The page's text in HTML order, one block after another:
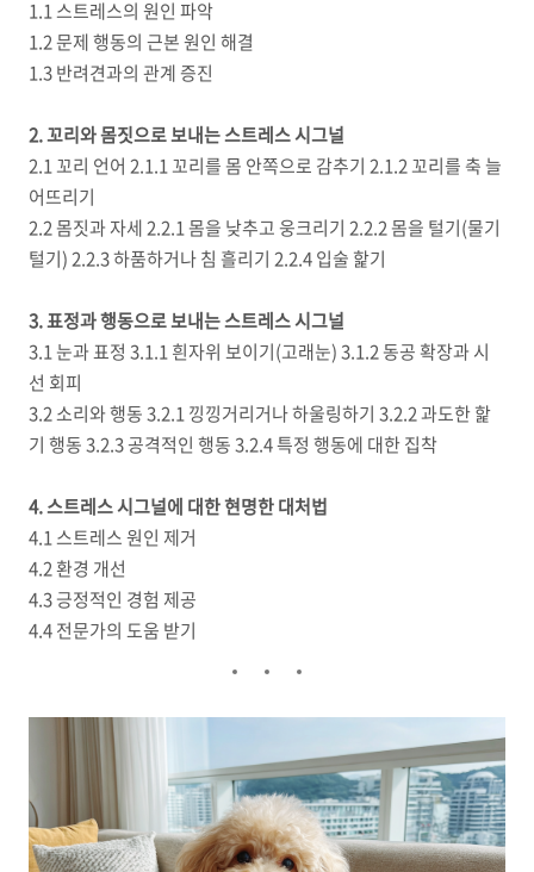
1.1 스트레스의 원인 파악
1.2 문제 행동의 근본 원인 해결
1.3 반려견과의 관계 증진
2. 꼬리와 몸짓으로 보내는 스트레스 시그널
2.1 꼬리 언어 2.1.1 꼬리를 몸 안쪽으로 감추기 2.1.2 꼬리를 축 늘
어뜨리기
2.2 몸짓과 자세 2.2.1 몸을 낮추고 웅크리기 2.2.2 몸을 털기(물기
털기) 2.2.3 하품하거나 침 흘리기 2.2.4 입술 핥기
3. 표정과 행동으로 보내는 스트레스 시그널
3.1 눈과 표정 3.1.1 흰자위 보이기(고래눈) 3.1.2 동공 확장과 시
선 회피
3.2 소리와 행동 3.2.1 낑낑거리거나 하울링하기 3.2.2 과도한 핥
기 행동 3.2.3 공격적인 행동 3.2.4 특정 행동에 대한 집착
4. 스트레스 시그널에 대한 현명한 대처법
4.1 스트레스 원인 제거
4.2 환경 개선
4.3 긍정적인 경험 제공
4.4 전문가의 도움 받기